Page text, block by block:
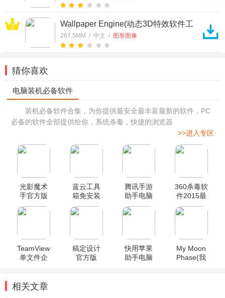
2
Wallpaper Engine(动态3D特效软件工
具)
267.5MM / 中文 / 图形图像
猜你喜欢
装机必备软件合集，为你提供最安全最丰富最新的软件，PC
必备的软件全部提供给你，系统杀毒，快捷的浏览器
>>进入专区
光影魔术
手官方版
蓝云工具
箱免安装
版
腾讯手游
助手电脑
版
360杀毒软
件2015最
新版
TeamViewer
单文件企
稿定设计
官方版
快用苹果
助手电脑
My Moon
Phase(我
相关文章